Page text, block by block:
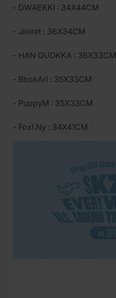
- DWAEKKI : 34X44CM
- Jiniret : 36X34CM
- HAN QUOKKA : 36X33CM
- BbokAri : 35X33CM
- PuppyM : 35X33CM
- FoxI.Ny : 34X41CM